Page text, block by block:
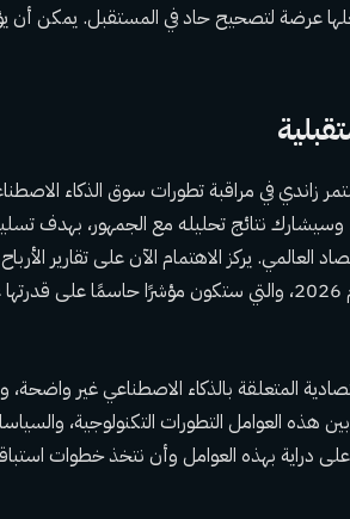
عرضة لتصحيح حاد في المستقبل. يمكن
زاندي في مراقبة تطورات سوق الذكاء
وسيشارك نتائج تحليله مع الجمهور، بهدف
العالمي. يركز الاهتمام الآن على تقارير
الربع الأول من عام 2026، والتي ستكون مؤشرًا
المتعلقة بالذكاء الاصطناعي غير
هذه العوامل التطورات التكنولوجية،
دراية بهذه العوامل وأن نتخذ خطوات